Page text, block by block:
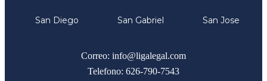
San Diego San Gabriel San Jose
Correo: info@ligalegal.com
Telefono: 626-790-7543